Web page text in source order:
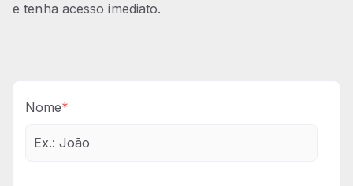
e tenha acesso imediato.
Nome*